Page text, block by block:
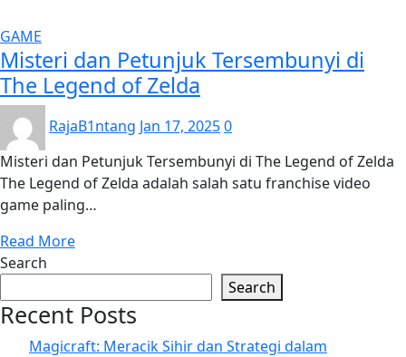
GAME
Misteri dan Petunjuk Tersembunyi di
The Legend of Zelda
RajaB1ntang Jan 17, 20250
Misteri dan Petunjuk Tersembunyi di The Legend of Zelda
The Legend of Zelda adalah salah satu franchise video
game paling…
Read More
Search
Search
Recent Posts
Magicraft: Meracik Sihir dan Strategi dalam